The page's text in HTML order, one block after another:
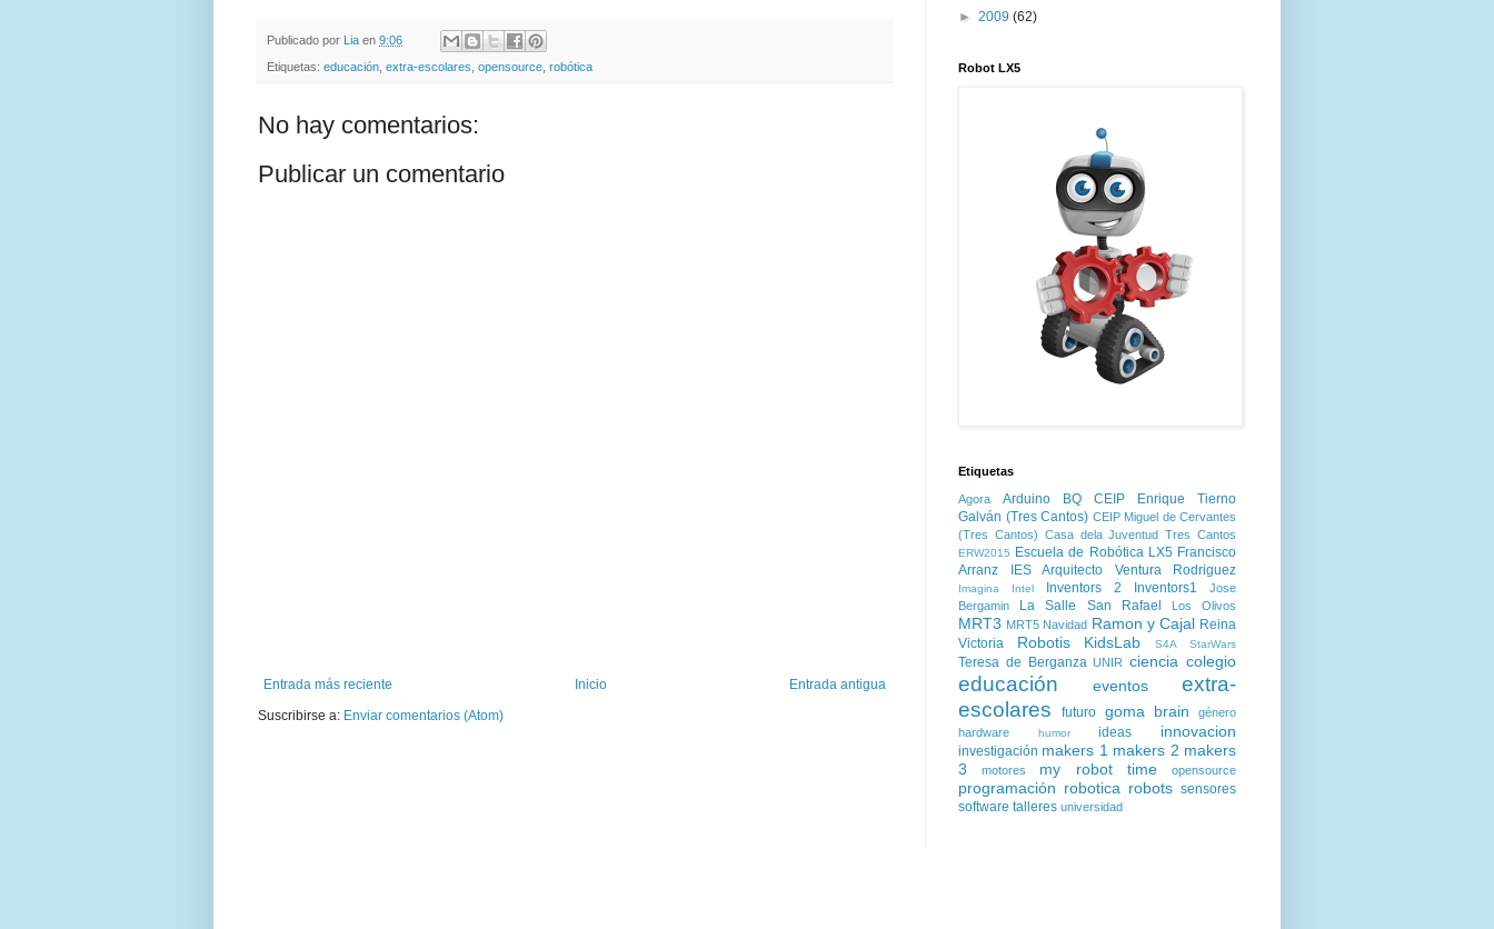
Publicado por Lia en 9:06
Etiquetas: educación extra-escolares opensource robótica
No hay comentarios:
Publicar un comentario
Entrada más reciente Entrada antigua
Inicio
Suscribirse a: Enviar comentarios (Atom)
► 2009 (62)
Robot LX5
Etiquetas
Agora Arduino BQ
CEIP Enrique Tierno
Galván (Tres Cantos) CEIP Miguel de Cervantes
(Tres Cantos) Casa dela Juventud Tres Cantos
ERW2015 Escuela de Robótica LX5 Francisco
Arranz
IES Arquitecto Ventura Rodriguez
Imagina Intel Inventors 2 Inventors1
Jose
Bergamin
La Salle San Rafael Los Olivos
MRT3 MRT5 Navidad Ramon y Cajal Reina
Victoria
Robotis KidsLab S4A StarWars
Teresa de Berganza UNIR ciencia colegio
educación eventos
extra-
escolares
futuro goma brain
género
hardware
humor ideas innovacion
investigación makers 1 makers 2 makers
3
motores my robot time opensource
programación robotica robots sensores
software talleres universidad